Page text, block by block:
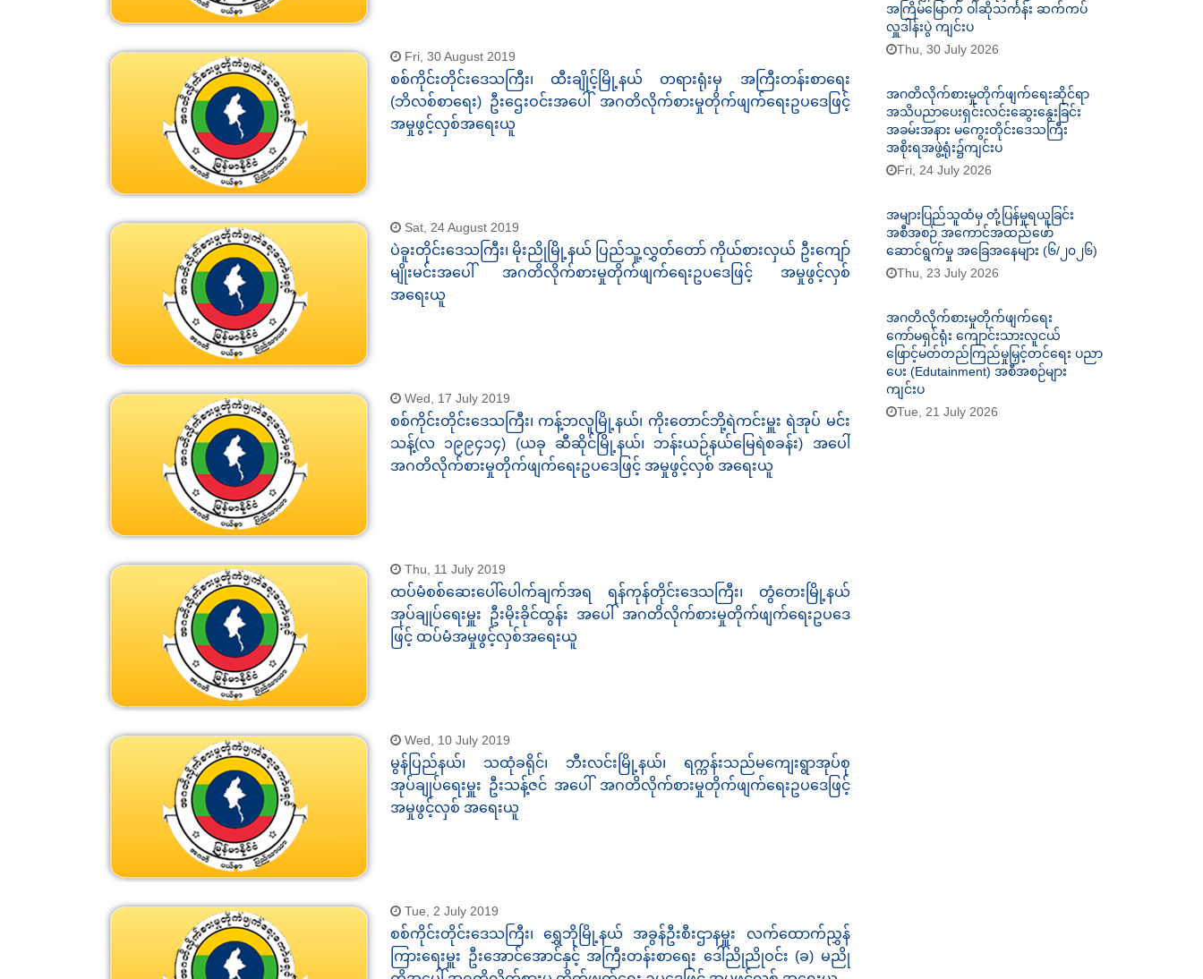
Fri, 30 August 2019
စစ်ကိုင်းတိုင်းဒေသကြီး၊ ထီးချိုင့်မြို့နယ် တရားရုံးမှ အကြီးတန်းစာရေး
(ဘိလစ်စာရေး) ဦးဌေးဝင်းအပေါ် အဂတိလိုက်စားမှုတိုက်ဖျက်ရေးဥပဒေဖြင့်
အမှုဖွင့်လှစ်အရေးယူ
Sat, 24 August 2019
ပဲခူးတိုင်းဒေသကြီး၊ မိုးညိုမြို့နယ် ပြည်သူ့လွှတ်တော် ကိုယ်စားလှယ် ဦးကျော်
မျိုးမင်းအပေါ် အဂတိလိုက်စားမှုတိုက်ဖျက်ရေးဥပဒေဖြင့် အမှုဖွင့်လှစ်
အရေးယူ
Wed, 17 July 2019
စစ်ကိုင်းတိုင်းဒေသကြီး၊ ကန့်ဘလူမြို့နယ်၊ ကိုးတောင်ဘို့ရဲကင်းမှူး ရဲအုပ် မင်း
သန့်(လ ၁၉၉၄၁၄) (ယခု ဆီဆိုင်မြို့နယ်၊ ဘန်းယဉ်နယ်မြေရဲစခန်း) အပေါ်
အဂတိလိုက်စားမှုတိုက်ဖျက်ရေးဥပဒေဖြင့် အမှုဖွင့်လှစ် အရေးယူ
Thu, 11 July 2019
ထပ်မံစစ်ဆေးပေါ်ပေါက်ချက်အရ ရန်ကုန်တိုင်းဒေသကြီး၊ တွံတေးမြို့နယ်
အုပ်ချုပ်ရေးမှူး ဦးမိုးခိုင်ထွန်း အပေါ် အဂတိလိုက်စားမှုတိုက်ဖျက်ရေးဥပဒေ
ဖြင့် ထပ်မံအမှုဖွင့်လှစ်အရေးယူ
Wed, 10 July 2019
မွန်ပြည်နယ်၊ သထုံခရိုင်၊ ဘီးလင်းမြို့နယ်၊ ရက္ကန်းသည်မကျေးရွာအုပ်စု
အုပ်ချုပ်ရေးမှူး ဦးသန့်ဇင် အပေါ် အဂတိလိုက်စားမှုတိုက်ဖျက်ရေးဥပဒေဖြင့်
အမှုဖွင့်လှစ် အရေးယူ
Tue, 2 July 2019
စစ်ကိုင်းတိုင်းဒေသကြီး၊ ရွှေဘိုမြို့နယ် အခွန်ဦးစီးဌာနမှူး လက်ထောက်ညွှန်
ကြားရေးမှူး ဦးအောင်အောင်နှင့် အကြီးတန်းစာရေး ဒေါ်ညိုညိုဝင်း (ခ) မညို
အကြိမ်မြောက် ဝါဆိုသင်္ကန်း ဆက်ကပ်
လှူဒါန်းပွဲ ကျင်းပ
Thu, 30 July 2026
အဂတိလိုက်စားမှုတိုက်ဖျက်ရေးဆိုင်ရာ
အသိပညာပေးရှင်းလင်းဆွေးနွေးခြင်း
အခမ်းအနား မကွေးတိုင်းဒေသကြီး
အစိုးရအဖွဲ့ရုံး၌ကျင်းပ
Fri, 24 July 2026
အများပြည်သူထံမှ တုံ့ပြန်မှုရယူခြင်း
အစီအစဉ် အကောင်အထည်ဖော်
ဆောင်ရွက်မှု အခြေအနေများ (၆/၂၀၂၆)
Thu, 23 July 2026
အဂတိလိုက်စားမှုတိုက်ဖျက်ရေး
ကော်မရှင်ရုံး ကျောင်းသားလူငယ်
ဖြောင့်မတ်တည်ကြည်မှုမြှင့်တင်ရေး ပညာ
ပေး (Edutainment) အစီအစဉ်များ
ကျင်းပ
Tue, 21 July 2026